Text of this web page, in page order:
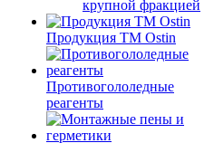
крупной фракцией
Продукция ТМ Ostin
Противогололедные
реагенты